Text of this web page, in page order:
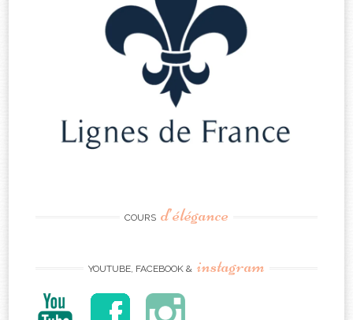
COURS d’élégance
YOUTUBE, FACEBOOK & instagram